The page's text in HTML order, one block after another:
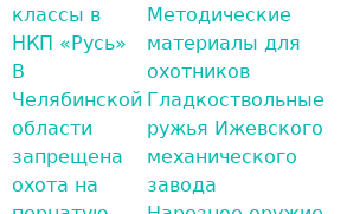
классы в
НКП «Русь»
В
Челябинской
области
запрещена
охота на
Методические
материалы для
охотников
Гладкоствольные
ружья Ижевского
механического
завода